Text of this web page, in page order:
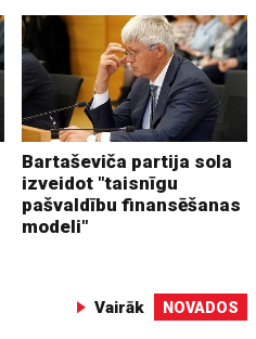
Bartaševiča partija sola
izveidot "taisnīgu
pašvaldību finansēšanas
modeli"
Vairāk NOVADOS